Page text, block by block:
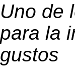
Uno de
para la
gustos